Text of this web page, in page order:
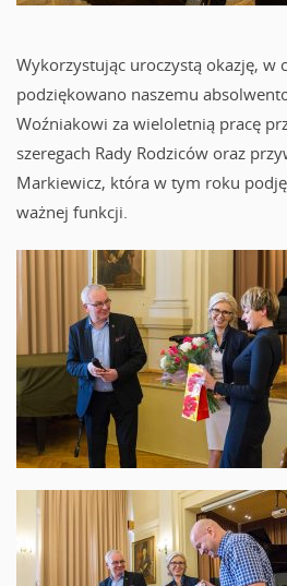
Wykorzystując uroczystą okazję, w
podziękowano naszemu
Woźniakowi za wieloletnią pracę
szeregach Rady Rodziców oraz
Markiewicz, która w tym roku
ważnej funkcji.